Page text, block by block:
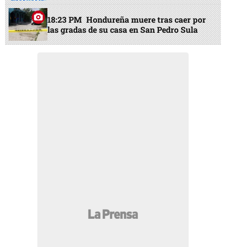
18:23 PM Hondureña muere tras caer por
las gradas de su casa en San Pedro Sula